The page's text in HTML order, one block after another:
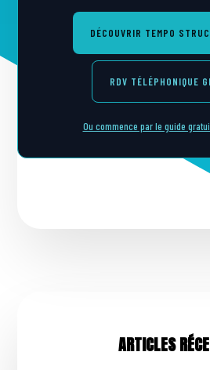
DÉCOUVRIR TEMPO
RDV TÉLÉPHONIQUE
Ou commence par le guide
ARTICLES